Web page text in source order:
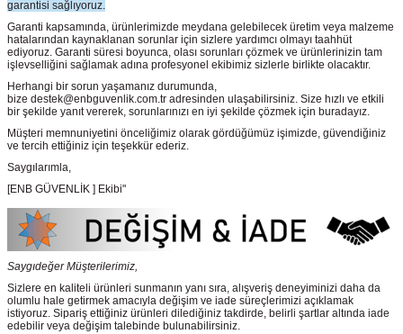
garantisi sağlıyoruz.
Garanti kapsamında, ürünlerimizde meydana gelebilecek üretim veya malzeme
hatalarından kaynaklanan sorunlar için sizlere yardımcı olmayı taahhüt
ediyoruz. Garanti süresi boyunca, olası sorunları çözmek ve ürünlerinizin tam
işlevselliğini sağlamak adına profesyonel ekibimiz sizlerle birlikte olacaktır.
Herhangi bir sorun yaşamanız durumunda,
bize destek@enbguvenlik.com.tr adresinden ulaşabilirsiniz. Size hızlı ve etkili
bir şekilde yanıt vererek, sorunlarınızı en iyi şekilde çözmek için buradayız.
Müşteri memnuniyetini önceliğimiz olarak gördüğümüz işimizde, güvendiğiniz
ve tercih ettiğiniz için teşekkür ederiz.
Saygılarımla,
[ENB GÜVENLİK ] Ekibi"
Saygıdeğer Müşterilerimiz,
Sizlere en kaliteli ürünleri sunmanın yanı sıra, alışveriş deneyiminizi daha da
olumlu hale getirmek amacıyla değişim ve iade süreçlerimizi açıklamak
istiyoruz. Sipariş ettiğiniz ürünleri dilediğiniz takdirde, belirli şartlar altında iade
edebilir veya değişim talebinde bulunabilirsiniz.